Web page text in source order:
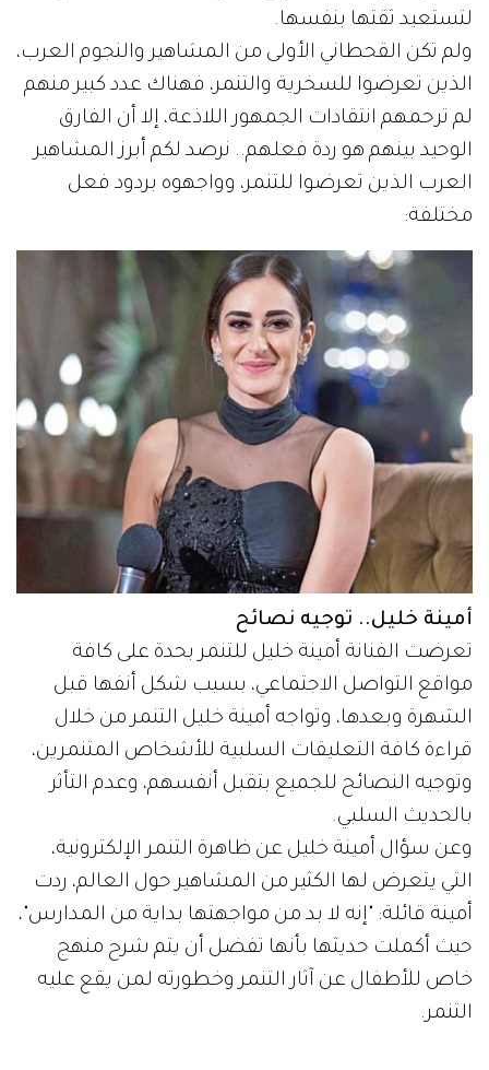
لتستعيد ثقتها بنفسها.
ولم تكن القحطاني الأولى من المشاهير والنجوم العرب،
الذين تعرضوا للسخرية والتنمر، فهناك عدد كبير منهم
لم ترحمهم انتقادات الجمهور اللاذعة، إلا أن الفارق
الوحيد بينهم هو ردة فعلهم.. نرصد لكم أبرز المشاهير
العرب الذين تعرضوا للتنمر، وواجهوه بردود فعل
مختلفة:
أمينة خليل.. توجيه نصائح
تعرضت الفنانة أمينة خليل للتنمر بحدة على كافة
مواقع التواصل الاجتماعي، بسبب شكل أنفها قبل
الشهرة وبعدها، وتواجه أمينة خليل التنمر من خلال
قراءة كافة التعليقات السلبية للأشخاص المتنمرين،
وتوجيه النصائح للجميع بتقبل أنفسهم، وعدم التأثر
بالحديث السلبي.
وعن سؤال أمينة خليل عن ظاهرة التنمر الإلكترونية،
التي يتعرض لها الكثير من المشاهير حول العالم، ردت
أمينة قائلة: "إنه لا بد من مواجهتها بداية من المدارس"،
حيث أكملت حديثها بأنها تفضل أن يتم شرح منهج
خاص للأطفال عن آثار التنمر وخطورته لمن يقع عليه
التنمر.